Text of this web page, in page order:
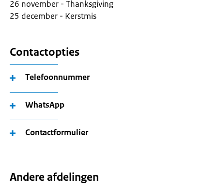
26 november - Thanksgiving
25 december - Kerstmis
Contactopties
Telefoonnummer
WhatsApp
Contactformulier
Andere afdelingen